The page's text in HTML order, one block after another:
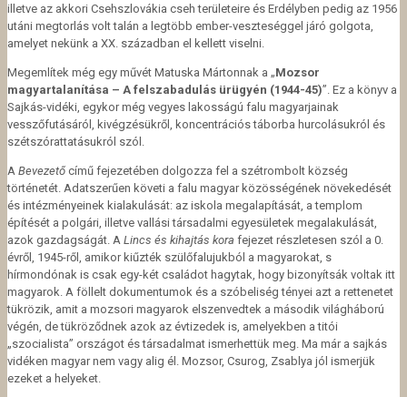
illetve az akkori Csehszlovákia cseh területeire és Erdélyben pedig az 1956
utáni megtorlás volt talán a legtöbb ember-veszteséggel járó golgota,
amelyet nekünk a XX. században el kellett viselni.
Megemlítek még egy művét Matuska Mártonnak a „Mozsor
magyartalanítása – A felszabadulás ürügyén (1944-45)”. Ez a könyv a
Sajkás-vidéki, egykor még vegyes lakosságú falu magyarjainak
vesszőfutásáról, kivégzésükről, koncentrációs táborba hurcolásukról és
szétszórattatásukról szól.
A Bevezető című fejezetében dolgozza fel a szétrombolt község
történetét. Adatszerűen követi a falu magyar közösségének növekedését
és intézményeinek kialakulását: az iskola megalapítását, atemplom
építését a polgári, illetve vallási társadalmi egyesületek megalakulását,
azok gazdagságát. A Lincs és kihajtás kora fejezet részletesen szól a 0.
évről, 1945-ről, amikor kiűzték szülőfalujukból a magyarokat, s
hírmondónak is csak egy-két családot hagytak, hogy bizonyítsák voltak itt
magyarok. A föllelt dokumentumok és a szóbeliség tényei azt a rettenetet
tükrözik, amit a mozsori magyarok elszenvedtek a második világháború
végén, de tükröződnek azok az évtizedek is, amelyekben a titói
„szocialista” országot és társadalmat ismerhettük meg. Ma már a sajkás
vidéken magyar nem vagy alig él. Mozsor, Csurog, Zsablya jól ismerjük
ezeket a helyeket.